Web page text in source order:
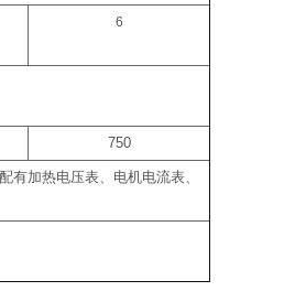
6
750
有加热电压表、电机电流表、